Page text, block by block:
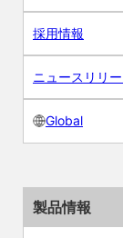
採用情報
ニュースリリ
Global
製品情報